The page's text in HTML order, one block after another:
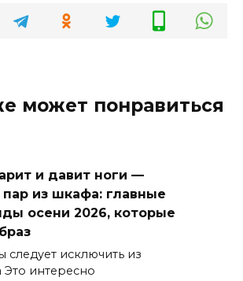
может понравиться
и давит ноги —
из шкафа: главные
осени 2026, которые
следует исключить из
Это интересно